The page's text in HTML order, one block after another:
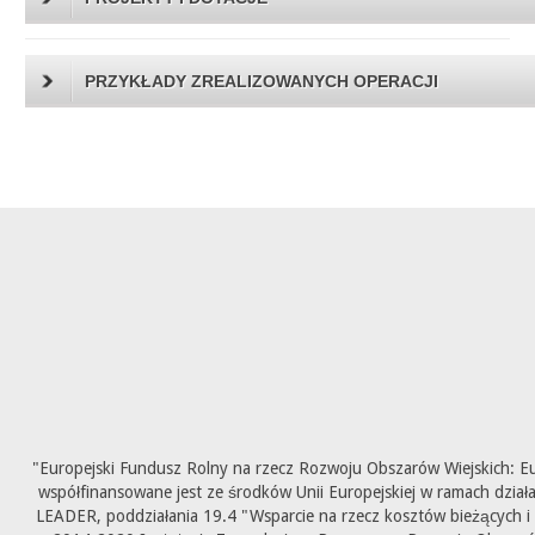
PRZYKŁADY ZREALIZOWANYCH OPERACJI
"Europejski Fundusz Rolny na rzecz Rozwoju Obszarów Wiejskich:
współfinansowane jest ze środków Unii Europejskiej w ramach
LEADER, poddziałania 19.4 "Wsparcie na rzecz kosztów